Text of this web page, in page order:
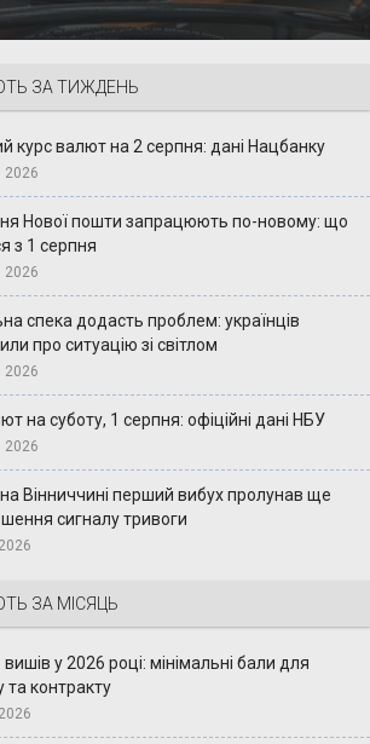
ЗА ТИЖДЕНЬ
курс валют на 2 серпня: дані Нацбанку
2026
Нової пошти запрацюють по-новому: що
з 1 серпня
2026
спека додасть проблем: українців
про ситуацію зі світлом
2026
на суботу, 1 серпня: офіційні дані НБУ
2026
на Вінниччині перший вибух пролунав ще
сигналу тривоги
ЗА МІСЯЦЬ
у 2026 році: мінімальні бали для
контракту